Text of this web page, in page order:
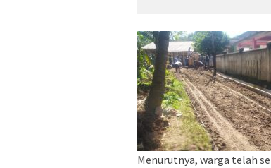
Menurutnya, warga telah